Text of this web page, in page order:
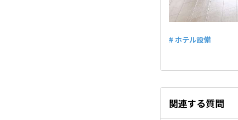
# ホテル設備
関連する質問